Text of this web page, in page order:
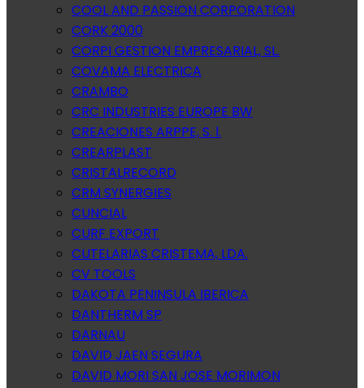
COOL AND PASSION CORPORATION
CORK 2000
CORPI GESTION EMPRESARIAL, SL.
COVAMA ELECTRICA
CRAMBO
CRC INDUSTRIES EUROPE BW
CREACIONES ARPPE, S. l.
CREARPLAST
CRISTALRECORD
CRM SYNERGIES
CUNCIAL
CURF EXPORT
CUTELARIAS CRISTEMA, LDA.
CV TOOLS
DAKOTA PENINSULA IBERICA
DANTHERM SP
DARNAU
DAVID JAEN SEGURA
DAVID MORI SAN JOSE MORIMON